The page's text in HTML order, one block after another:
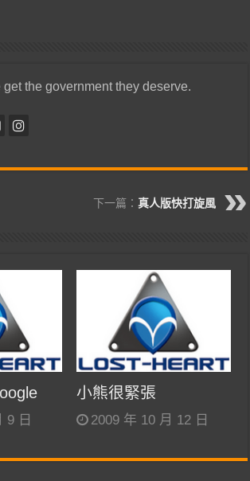
the government they deserve.
下一篇： 真人版快打旋風
9 日
小熊很緊張
2009 年 10 月 12 日